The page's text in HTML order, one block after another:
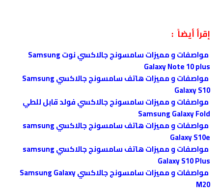
إقرأ أيضاً :
مواصفات و مميزات سامسونج جالاكسي نوت Samsung
Galaxy Note 10 plus
مواصفات و مميزات هاتف سامسونج جالاكسي Samsung
Galaxy S10
مواصفات و مميزات سامسونج جالاكسي فولد قابل للطي
Samsung Galaxy Fold
مواصفات و مميزات هاتف سامسونج جالاكسي samsung
Galaxy S10e
مواصفات و مميزات هاتف سامسونج جالاكسي samsung
Galaxy S10 Plus
مواصفات و مميزات سامسونج جالاكسي Samsung Galaxy
M20